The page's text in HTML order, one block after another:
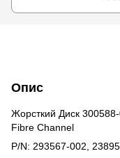
Опис
Жорсткий Диск
Fibre Channel
P/N: 293567-002,